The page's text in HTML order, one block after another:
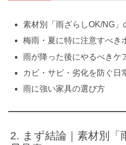
素材別「雨ざらしOK/NG」
梅雨・夏に特に注意すべき
雨が降った後にやるべきケ
カビ・サビ・劣化を防ぐ日
雨に強い家具の選び方
まず結論｜素材別「